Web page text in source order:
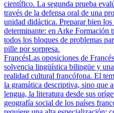
científico. La segunda prueba
través de la defensa oral de una
unidad didáctica. Preparar bien los
determinante: en Arke Formación
todos los bloques de problemas
pille por sorpresa.
FrancésLas oposiciones de
solvencia lingüística bilingüe y
realidad cultural francófona. El
la gramática descriptiva, sino que
lengua, la literatura desde sus
geografía social de los países